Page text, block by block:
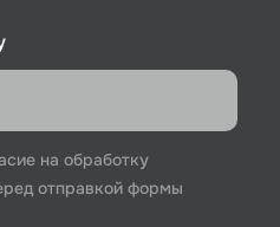
на обработку
отправкой формы